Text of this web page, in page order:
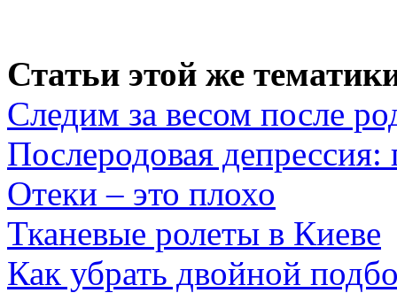
Статьи этой же
Следим за весом после
Послеродовая
Отеки – это плохо
Тканевые ролеты в Киеве
Как убрать двойной